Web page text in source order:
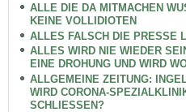
ALLE DIE DA MITMACHEN
KEINE VOLLIDIOTEN
ALLES FALSCH DIE PRESSE
ALLES WIRD NIE WIEDER
EINE DROHUNG UND WIRD
ALLGEMEINE ZEITUNG:
WIRD CORONA-
SCHLIESSEN?